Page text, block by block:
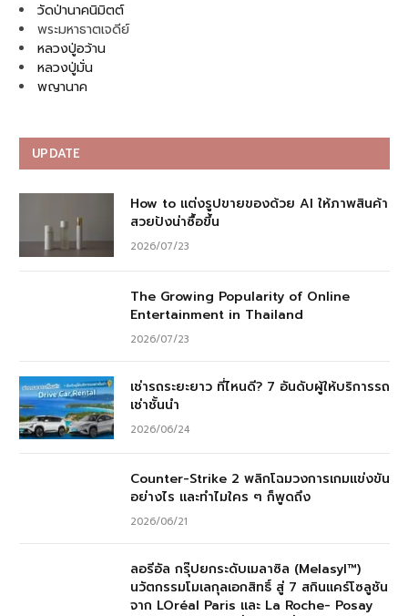
วัดป่านาคนิมิตต์
พระมหาธาตเจดีย์
หลวงปู่อว้าน
หลวงปู่มั่น
พญานาค
UPDATE
How to แต่งรูปขายของด้วย AI ให้ภาพสินค้า
สวยปังน่าซื้อขึ้น
2026/07/23
The Growing Popularity of Online
Entertainment in Thailand
2026/07/23
เช่ารถระยะยาว ที่ไหนดี? 7 อันดับผู้ให้บริการรถ
เช่าชั้นนำ
2026/06/24
Counter-Strike 2 พลิกโฉมวงการเกมแข่งขัน
อย่างไร และทำไมใคร ๆ ก็พูดถึง
2026/06/21
ลอรีอัล กรุ๊ปยกระดับเมลาซิล (Melasyl™)
นวัตกรรมโมเลกุลเอกสิทธิ์ สู่ 7 สกินแคร์โซลูชัน
จาก LOréal Paris และ La Roche- Posay